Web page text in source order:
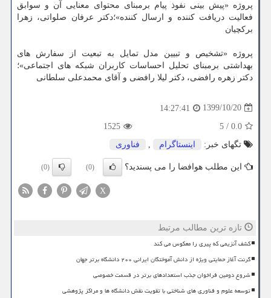
پروژه «پیش بینی نفوذ پیام برمبنای محتوای معنایی آن و سوابق
فعالیت دریافت کننده و ارسال کننده»؛دکتر عرفان صلواتی، زهرا
برکچیان
پروژه «تشخیص و تبیین مدل تمایل به تبعیت از سفارش های
بهداشتی برمبنای تحلیل احساسات کاربران شبکه های اجتماعی»؛
دکتر زهره رافضی، دکتر لیلا رافضی و آقای محمدعلی سلطانی
1399/10/20
14:27:41
0.0
/
5
1525
تگهای خبر:
اینستاگرام , فناوری
این مطلب هوافضا را می پسندید؟ (0)
(0)
X
تازه ترین مطالب مرتبط
کشف آنزیمی که پیری را معکوس می کند
گرنت آغاز حمایتی ویژه از دانش آموختگان ایرانی ۲۰۰ دانشگاه برتر جهان
شروع دومین فراخوان جذب استعدادهای برتر در قسمت خصوصی
توسعه علوم و فناوری های شناختی با تقویت نقش دانشگاه ها و مراکز پژوهشی